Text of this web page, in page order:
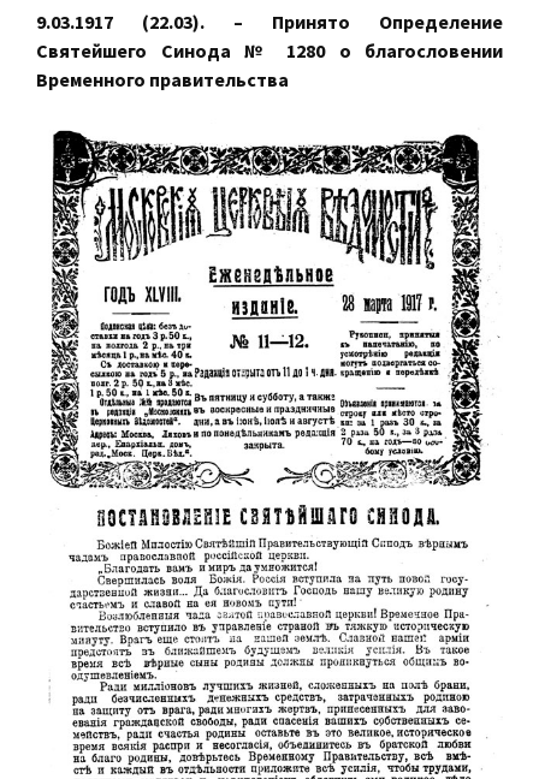
9.03.1917 (22.03). – Принято Определение
Святейшего Синода № 1280 о благословении
Временного правительства